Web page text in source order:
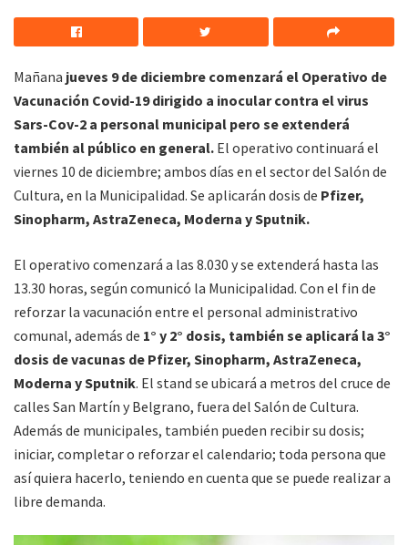
Mañana jueves 9 de diciembre comenzará el Operativo de
Vacunación Covid-19 dirigido a inocular contra el virus
Sars-Cov-2 a personal municipal pero se extenderá
también al público en general. El operativo continuará el
viernes 10 de diciembre; ambos días en el sector del Salón de
Cultura, en la Municipalidad. Se aplicarán dosis de Pfizer,
Sinopharm, AstraZeneca, Moderna y Sputnik.
El operativo comenzará a las 8.030 y se extenderá hasta las
13.30 horas, según comunicó la Municipalidad. Con el fin de
reforzar la vacunación entre el personal administrativo
comunal, además de 1° y 2° dosis, también se aplicará la 3°
dosis de vacunas de Pfizer, Sinopharm, AstraZeneca,
Moderna y Sputnik. El stand se ubicará a metros del cruce de
calles San Martín y Belgrano, fuera del Salón de Cultura.
Además de municipales, también pueden recibir su dosis;
iniciar, completar o reforzar el calendario; toda persona que
así quiera hacerlo, teniendo en cuenta que se puede realizar a
libre demanda.